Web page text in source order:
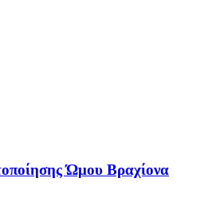
Ώμου Βραχίονα